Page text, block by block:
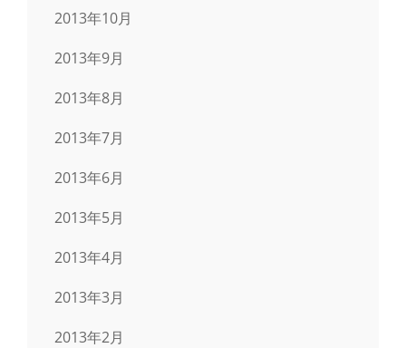
2013年10月
2013年9月
2013年8月
2013年7月
2013年6月
2013年5月
2013年4月
2013年3月
2013年2月